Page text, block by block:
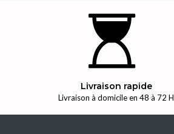
Livraison rapide
Livraison à domicile en 48 à 72 H